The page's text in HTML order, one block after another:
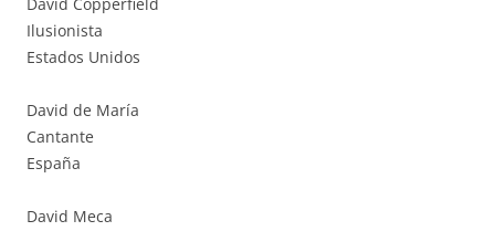
David Copperfield
Ilusionista
Estados Unidos
David de María
Cantante
España
David Meca